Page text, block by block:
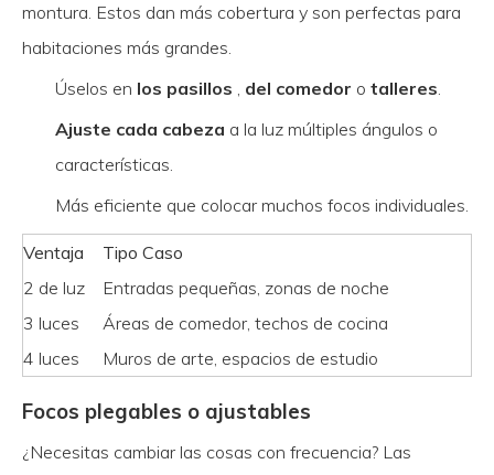
montura. Estos dan más cobertura y son perfectas para
habitaciones más grandes.
Úselos en los pasillos , del comedor o talleres.
Ajuste cada cabeza a la luz múltiples ángulos o
características.
Más eficiente que colocar muchos focos individuales.
Ventaja
Tipo Caso
2 de luz
Entradas pequeñas, zonas de noche
3 luces
Áreas de comedor, techos de cocina
4 luces
Muros de arte, espacios de estudio
Focos plegables o ajustables
¿Necesitas cambiar las cosas con frecuencia? Las